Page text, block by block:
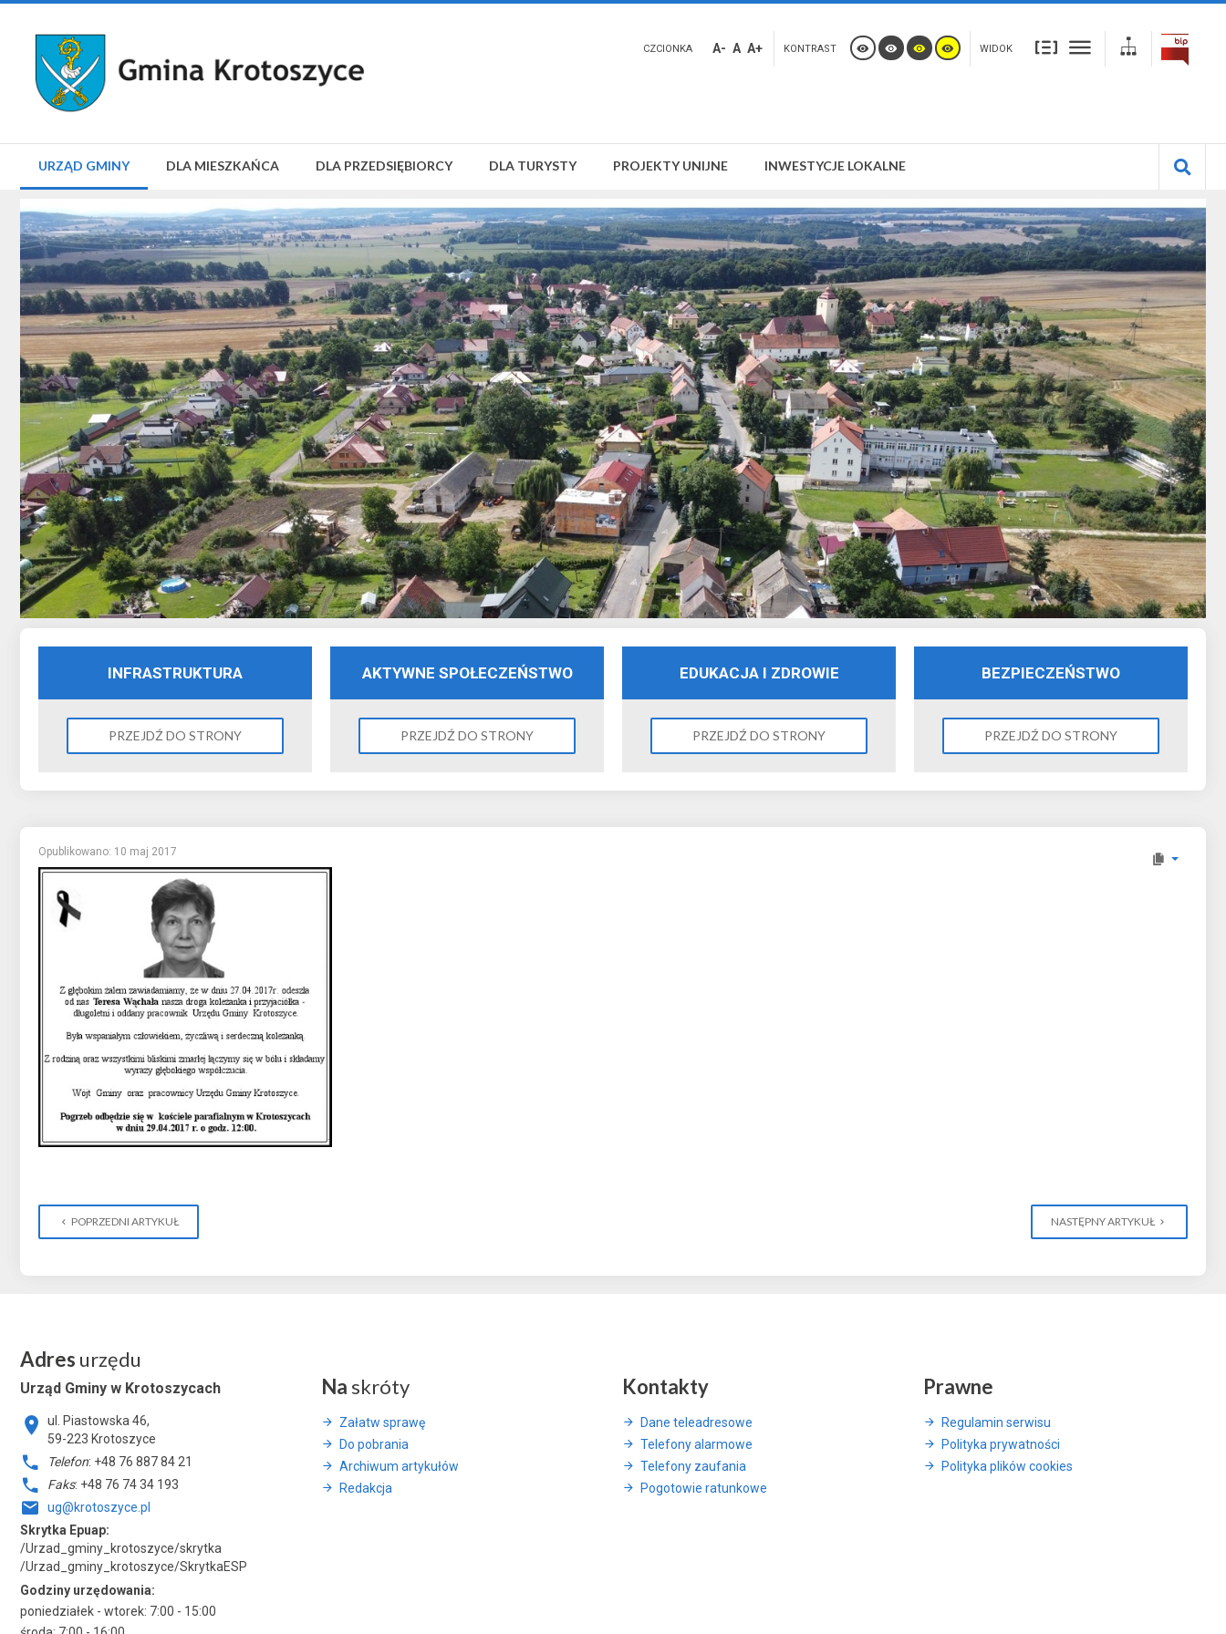
CZCIONKA A- A A+ KONTRAST WIDOK
URZĄD GMINY DLA MIESZKAŃCA DLA PRZEDSIĘBIORCY DLA TURYSTY PROJEKTY UNIJNE INWESTYCJE LOKALNE
INFRASTRUKTURA
PRZEJDŹ DO STRONY
AKTYWNE SPOŁECZEŃSTWO
PRZEJDŹ DO STRONY
EDUKACJA I ZDROWIE
PRZEJDŹ DO STRONY
BEZPIECZEŃSTWO
PRZEJDŹ DO STRONY
Opublikowano: 10 maj 2017
POPRZEDNI ARTYKUŁ NASTĘPNY ARTYKUŁ
Adres urzędu
Urząd Gminy w Krotoszycach
ul. Piastowska 46,
59-223 Krotoszyce
Telefon: +48 76 887 84 21
Faks: +48 76 74 34 193
ug@krotoszyce.pl
Skrytka Epuap:
/Urzad_gminy_krotoszyce/skrytka
/Urzad_gminy_krotoszyce/SkrytkaESP
Godziny urzędowania:
poniedziałek - wtorek: 7:00 - 15:00
Na skróty
Załatw sprawę
Do pobrania
Archiwum artykułów
Redakcja
Kontakty
Dane teleadresowe
Telefony alarmowe
Telefony zaufania
Pogotowie ratunkowe
Prawne
Regulamin serwisu
Polityka prywatności
Polityka plików cookies